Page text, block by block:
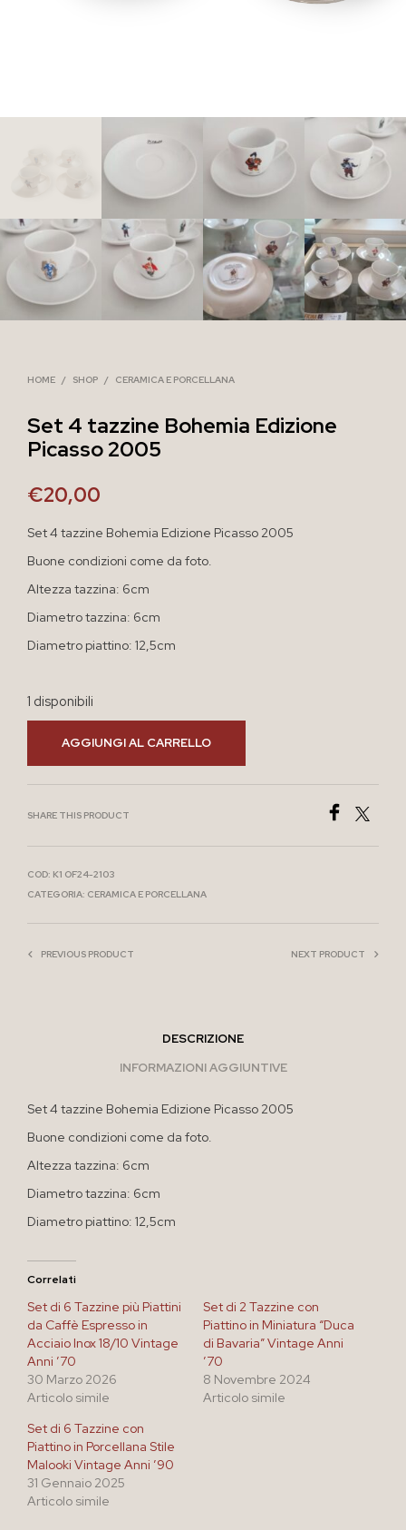
HOME / SHOP / CERAMICA E PORCELLANA
Set 4 tazzine Bohemia Edizione
Picasso 2005
€20,00
Set 4 tazzine Bohemia Edizione Picasso 2005
Buone condizioni come da foto.
Altezza tazzina: 6cm
Diametro tazzina: 6cm
Diametro piattino: 12,5cm
1 disponibili
AGGIUNGI AL CARRELLO
SHARE THIS PRODUCT
COD: K1 OF24-2103
CATEGORIA: CERAMICA E PORCELLANA
PREVIOUS PRODUCT NEXT PRODUCT
DESCRIZIONE
INFORMAZIONI AGGIUNTIVE
Set 4 tazzine Bohemia Edizione Picasso 2005
Buone condizioni come da foto.
Altezza tazzina: 6cm
Diametro tazzina: 6cm
Diametro piattino: 12,5cm
Correlati
Set di 6 Tazzine più Piattini
da Caffè Espresso in
Acciaio Inox 18/10 Vintage
Anni ’70
30 Marzo 2026
Articolo simile
Set di 2 Tazzine con
Piattino in Miniatura “Duca
di Bavaria” Vintage Anni
’70
8 Novembre 2024
Articolo simile
Set di 6 Tazzine con
Piattino in Porcellana Stile
Malooki Vintage Anni ’90
31 Gennaio 2025
Articolo simile